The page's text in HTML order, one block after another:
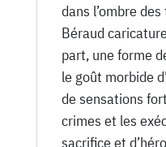
dans l’ombre
Béraud
part, une forme
le goût morbide
de sensations
crimes et les
sacrifice et